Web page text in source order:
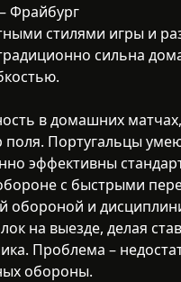
Фрайбург
стилями игры и
сильна
в домашних
поля. Португальцы
эффективны
с быстрыми
обороной и
на выезде, делая
Проблема –
обороны.